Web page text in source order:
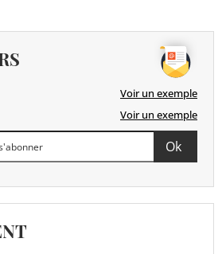
Voir un exemple
Voir un exemple